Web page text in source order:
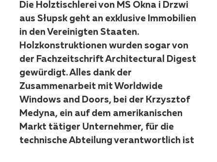
Die Holztischlerei von MS Okna i Drzwi
aus Słupsk geht an exklusive Immobilien
in den Vereinigten Staaten.
Holzkonstruktionen wurden sogar von
der Fachzeitschrift Architectural Digest
gewürdigt. Alles dank der
Zusammenarbeit mit Worldwide
Windows and Doors, bei der Krzysztof
Medyna, ein auf dem amerikanischen
Markt tätiger Unternehmer, für die
technische Abteilung verantwortlich ist